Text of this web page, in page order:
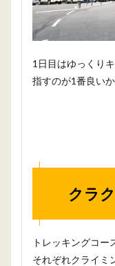
1日目はゆっくり
指すのが1番良い
クラ
トレッキングコー
それぞれクライミ